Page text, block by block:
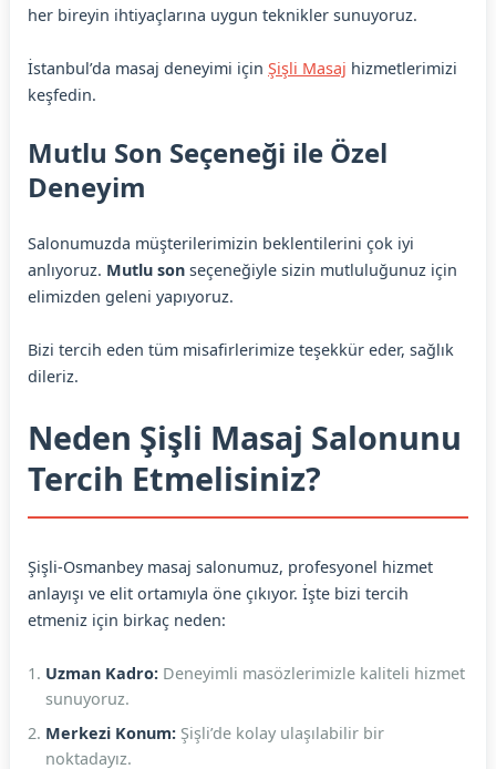
her bireyin ihtiyaçlarına uygun teknikler sunuyoruz.
İstanbul’da masaj deneyimi için Şişli Masaj hizmetlerimizi
keşfedin.
Mutlu Son Seçeneği ile Özel
Deneyim
Salonumuzda müşterilerimizin beklentilerini çok iyi
anlıyoruz. Mutlu son seçeneğiyle sizin mutluluğunuz için
elimizden geleni yapıyoruz.
Bizi tercih eden tüm misafirlerimize teşekkür eder, sağlık
dileriz.
Neden Şişli Masaj Salonunu
Tercih Etmelisiniz?
Şişli-Osmanbey masaj salonumuz, profesyonel hizmet
anlayışı ve elit ortamıyla öne çıkıyor. İşte bizi tercih
etmeniz için birkaç neden:
Uzman Kadro: Deneyimli masözlerimizle kaliteli hizmet
sunuyoruz.
Merkezi Konum: Şişli’de kolay ulaşılabilir bir
noktadayız.